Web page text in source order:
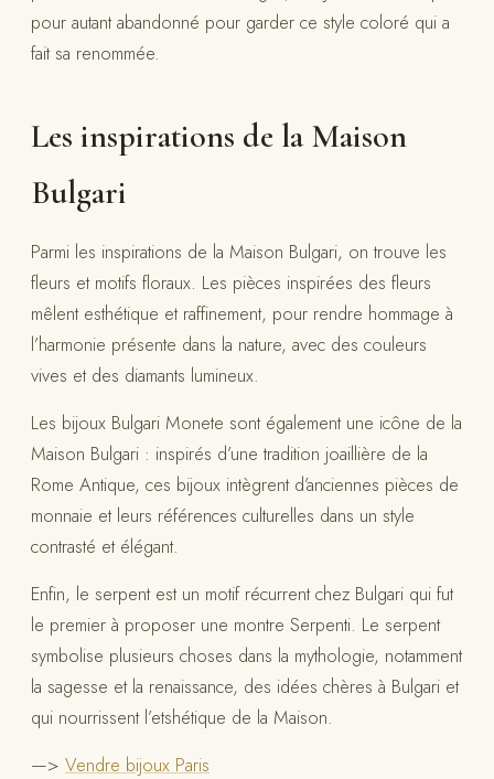
pour autant abandonné pour garder ce style coloré qui a
fait sa renommée.
Les inspirations de la Maison
Bulgari
Parmi les inspirations de la Maison Bulgari, on trouve les
fleurs et motifs floraux. Les pièces inspirées des fleurs
mêlent esthétique et raffinement, pour rendre hommage à
l’harmonie présente dans la nature, avec des couleurs
vives et des diamants lumineux.
Les bijoux Bulgari Monete sont également une icône de la
Maison Bulgari : inspirés d’une tradition joaillière de la
Rome Antique, ces bijoux intègrent d’anciennes pièces de
monnaie et leurs références culturelles dans un style
contrasté et élégant.
Enfin, le serpent est un motif récurrent chez Bulgari qui fut
le premier à proposer une montre Serpenti. Le serpent
symbolise plusieurs choses dans la mythologie, notamment
la sagesse et la renaissance, des idées chères à Bulgari et
qui nourrissent l’etshétique de la Maison.
—> Vendre bijoux Paris